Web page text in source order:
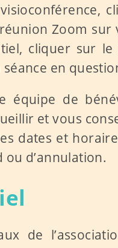
Zoom sur
cliquer sur le
en
équipe de
et vous
dates et
d’annulation.
de